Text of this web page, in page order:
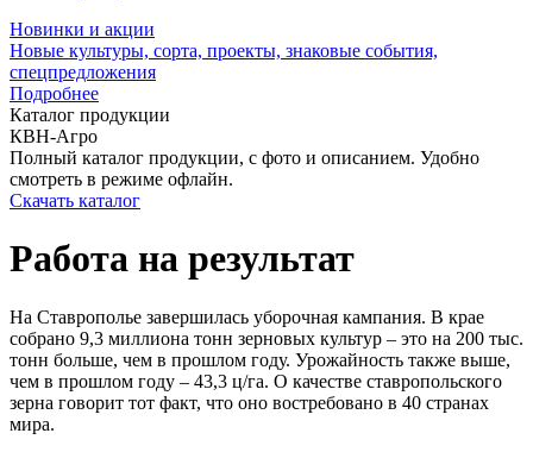
Новинки и акции
Новые культуры, сорта, проекты, знаковые события,
спецпредложения
Подробнее
Каталог продукции
КВН-Агро
Полный каталог продукции, с фото и описанием. Удобно
смотреть в режиме офлайн.
Скачать каталог
Работа на результат
На Ставрополье завершилась уборочная кампания. В крае
собрано 9,3 миллиона тонн зерновых культур – это на 200 тыс.
тонн больше, чем в прошлом году. Урожайность также выше,
чем в прошлом году – 43,3 ц/га. О качестве ставропольского
зерна говорит тот факт, что оно востребовано в 40 странах
мира.